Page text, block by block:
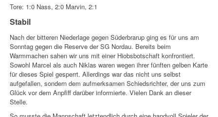
Tore: 1:0 Nass, 2:0 Marvin, 2:1
Stabil
Nach der bitteren Niederlage gegen Süderbrarup ging es für uns am
Sonntag gegen die Reserve der SG Nordau. Bereits beim
Warmmachen sahen wir uns mit einer Hiobsbotschaft konfrontiert.
Sowohl Marcel als auch Niklas waren wegen ihrer fünften gelben Karte
für dieses Spiel gesperrt. Allerdings war das nicht uns selbst
aufgefallen, sondern dem aufmerksamen Schiedsrichter, der uns zum
Glück vor dem Anpfiff darüber informierte. Vielen Dank an dieser
Stelle.